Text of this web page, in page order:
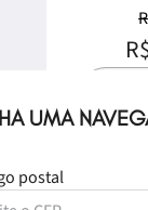
UMA
postal